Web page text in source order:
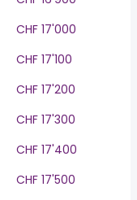
CHF 17'000
CHF 17'100
CHF 17'200
CHF 17'300
CHF 17'400
CHF 17'500